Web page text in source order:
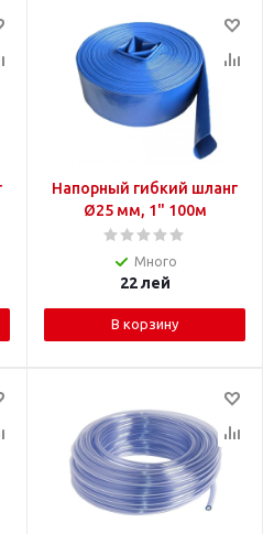
Напорный гибкий шланг
Ø25 мм, 1" 100м
Много
22лей
В корзину